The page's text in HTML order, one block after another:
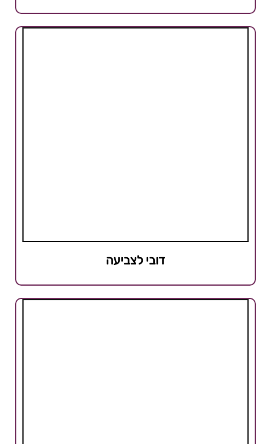
דובי לצביעה